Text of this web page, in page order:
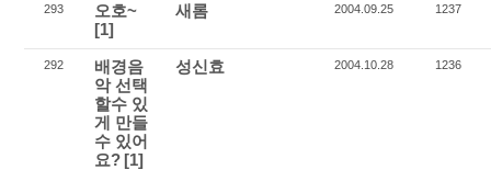
293
오호~
[1]
새롬 2004.09.25 1237
292
배경음
악 선택
할수 있
게 만들
수 있어
요? [1]
성신효 2004.10.28 1236